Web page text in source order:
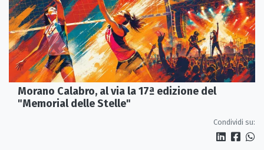
Morano Calabro, al via la 17ª edizione del
"Memorial delle Stelle"
Condividi su: